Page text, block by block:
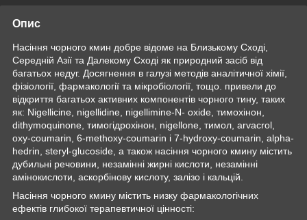
Опис
Насіння чорного кмин добре відоме на Близькому Сході,
Середній Азії та Далекому Сході як природний засіб від
багатьох недуг. Досягнення в галузі методів аналітичної хімії,
фізіології, фармакології та мікробіології, тощо. привели до
відкриття багатьох активних компонентів чорного тину, таких
як: Nigellicine, nigellidine, nigellimine-N- oxide, тимохінон,
dithymoquinone, тимогідрохінон, nigellone, тимол, arvacrol,
oxy-coumarin, 6-methoxy-coumarin і 7-hydroxy-coumarin, alpha-
hedrin, steryl-glucoside, а також насіння чорного кмину містить
дубильні речовини, незамінні жирні кислоти, незамінні
амінокислоти, аскорбінову кислоту, залізо і кальцій.
Насіння чорного кмину містить низку фармакологічних
ефектів глибокої терапевтичної цінності: